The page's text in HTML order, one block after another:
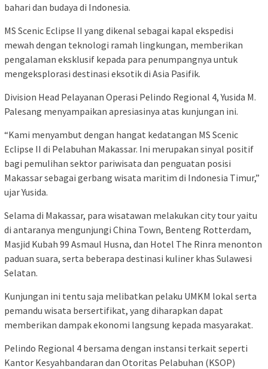
bahari dan budaya di Indonesia.
MS Scenic Eclipse II yang dikenal sebagai kapal ekspedisi
mewah dengan teknologi ramah lingkungan, memberikan
pengalaman eksklusif kepada para penumpangnya untuk
mengeksplorasi destinasi eksotik di Asia Pasifik.
Division Head Pelayanan Operasi Pelindo Regional 4, Yusida M.
Palesang menyampaikan apresiasinya atas kunjungan ini.
“Kami menyambut dengan hangat kedatangan MS Scenic
Eclipse II di Pelabuhan Makassar. Ini merupakan sinyal positif
bagi pemulihan sektor pariwisata dan penguatan posisi
Makassar sebagai gerbang wisata maritim di Indonesia Timur,”
ujar Yusida.
Selama di Makassar, para wisatawan melakukan city tour yaitu
di antaranya mengunjungi China Town, Benteng Rotterdam,
Masjid Kubah 99 Asmaul Husna, dan Hotel The Rinra menonton
paduan suara, serta beberapa destinasi kuliner khas Sulawesi
Selatan.
Kunjungan ini tentu saja melibatkan pelaku UMKM lokal serta
pemandu wisata bersertifikat, yang diharapkan dapat
memberikan dampak ekonomi langsung kepada masyarakat.
Pelindo Regional 4 bersama dengan instansi terkait seperti
Kantor Kesyahbandaran dan Otoritas Pelabuhan (KSOP)